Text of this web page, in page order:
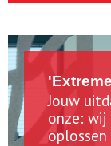
Jouw
onze: wij